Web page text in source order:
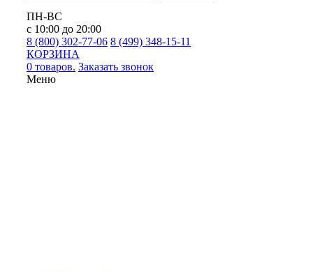
ПН-ВС
с 10:00 до 20:00
8 (800) 302-77-06 8 (499) 348-15-11
КОРЗИНА
0 товаров. Заказать звонок
Меню